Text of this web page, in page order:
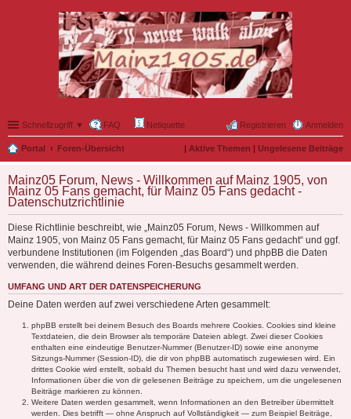
Schnellzugriff ▼ FAQ Netiquette Anmelden
Registrieren
Portal Foren-Übersicht | Aktive Themen | Ungelesene Beiträge
Mainz05 Forum, News - Willkommen auf Mainz 1905, von
Mainz 05 Fans gemacht, für Mainz 05 Fans gedacht -
Datenschutzrichtlinie
Diese Richtlinie beschreibt, wie „Mainz05 Forum, News - Willkommen auf
Mainz 1905, von Mainz 05 Fans gemacht, für Mainz 05 Fans gedacht“ und ggf.
verbundene Institutionen (im Folgenden „das Board“) und phpBB die Daten
verwenden, die während deines Foren-Besuchs gesammelt werden.
UMFANG UND ART DER DATENSPEICHERUNG
Deine Daten werden auf zwei verschiedene Arten gesammelt:
phpBB erstellt bei deinem Besuch des Boards mehrere Cookies. Cookies sind kleine
Textdateien, die dein Browser als temporäre Dateien ablegt. Zwei dieser Cookies
enthalten eine eindeutige Benutzer-Nummer (Benutzer-ID) sowie eine anonyme
Sitzungs-Nummer (Session-ID), die dir von phpBB automatisch zugewiesen wird. Ein
drittes Cookie wird erstellt, sobald du Themen besucht hast und wird dazu verwendet,
Informationen über die von dir gelesenen Beiträge zu speichern, um die ungelesenen
Beiträge markieren zu können.
Weitere Daten werden gesammelt, wenn Informationen an den Betreiber übermittelt
werden. Dies betrifft — ohne Anspruch auf Vollständigkeit — zum Beispiel Beiträge,